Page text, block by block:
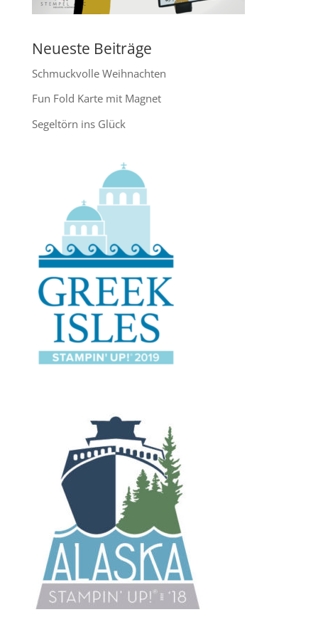
Neueste Beiträge
Schmuckvolle Weihnachten
Fun Fold Karte mit Magnet
Segeltörn ins Glück